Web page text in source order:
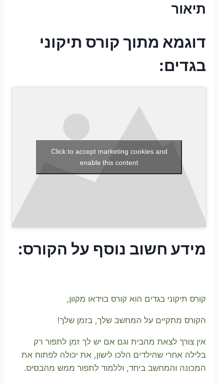
תיאור
דוגמא מתוך קורס תיקוני
בגדים:
Click to accept marketing cookies and
enable this content
מידע חשוב נוסף על הקורס:
קורס תיקוני בגדים הוא קורס בוידאו מקוון,
הקורס מתקיים על המחשב שלך, בזמן שלך!
אין צורך לצאת מהבית וגם אם יש לך זמן לתפור רק
בלילה אחרי שהילדים הלכו לישון, את יכולה לפתוח את
המכונה והמחשב ביחד, וללמוד לתפור ממש מהבסיס.